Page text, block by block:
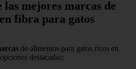
mejores marcas de
fibra para gatos
de alimentos para gatos ricos en
destacadas: